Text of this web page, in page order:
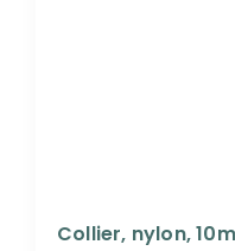
Collier, nylon,